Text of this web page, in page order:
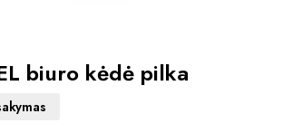
biuro kėdė pilka